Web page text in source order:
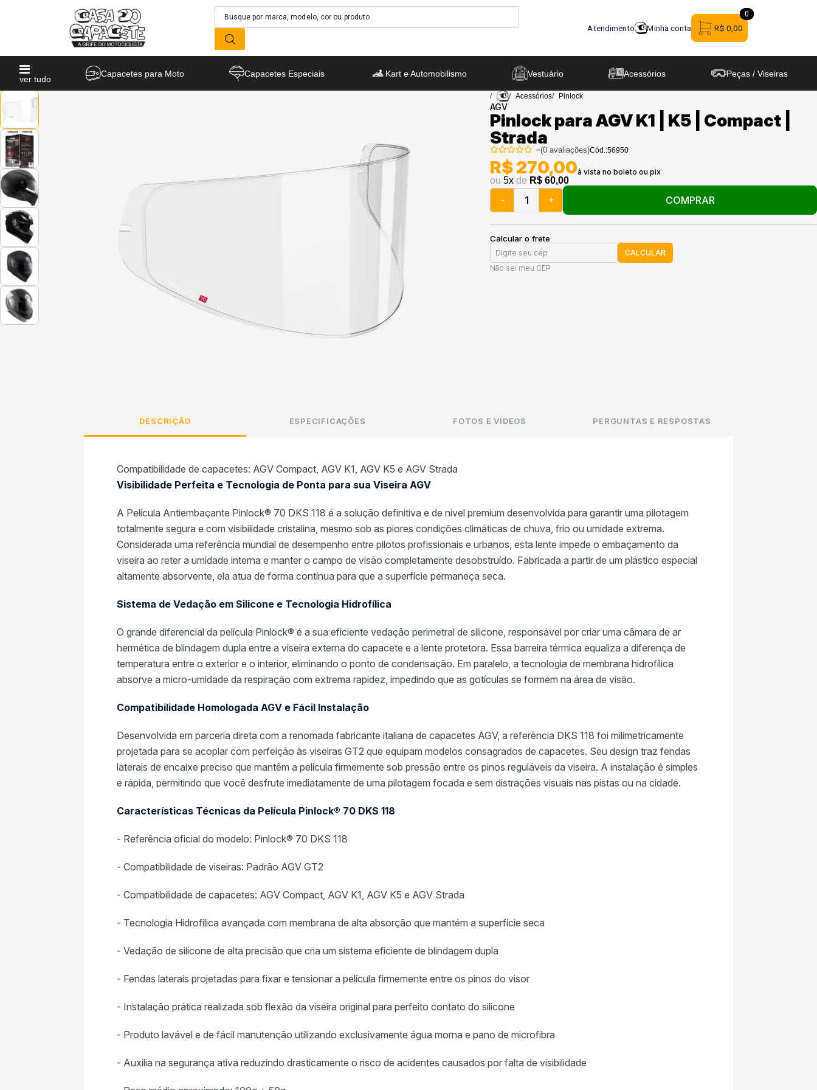
Atendimento Minha conta
0
0
R$ 0,00
ver tudo
Capacetes para Moto Capacetes Especiais Kart e Automobilismo Vestuário Acessórios Peças / Viseiras
Acessórios Pinlock
AGV
Pinlock para AGV K1 | K5 | Compact |
Strada
–(0avaliações)Cód.:56950
ou5x de R$ 60,00
R$ 270,00
- + COMPRAR
Calcular o frete
CALCULAR
Não sei meu CEP
DESCRIÇÃO ESPECIFICAÇÕES FOTOS E VÍDEOS PERGUNTAS E RESPOSTAS
Compatibilidade de capacetes: AGV Compact, AGV K1, AGV K5 e AGV Strada
Visibilidade Perfeita e Tecnologia de Ponta para sua Viseira AGV
A Película Antiembaçante Pinlock® 70 DKS 118 é a solução definitiva e de nível premium desenvolvida para garantir uma pilotagem
totalmente segura e com visibilidade cristalina, mesmo sob as piores condições climáticas de chuva, frio ou umidade extrema.
Considerada uma referência mundial de desempenho entre pilotos profissionais e urbanos, esta lente impede o embaçamento da
viseira ao reter a umidade interna e manter o campo de visão completamente desobstruído. Fabricada a partir de um plástico especial
altamente absorvente, ela atua de forma contínua para que a superfície permaneça seca.
Sistema de Vedação em Silicone e Tecnologia Hidrofílica
O grande diferencial da película Pinlock® é a sua eficiente vedação perimetral de silicone, responsável por criar uma câmara de ar
hermética de blindagem dupla entre a viseira externa do capacete e a lente protetora. Essa barreira térmica equaliza a diferença de
temperatura entre o exterior e o interior, eliminando o ponto de condensação. Em paralelo, a tecnologia de membrana hidrofílica
absorve a micro-umidade da respiração com extrema rapidez, impedindo que as gotículas se formem na área de visão.
Compatibilidade Homologada AGV e Fácil Instalação
Desenvolvida em parceria direta com a renomada fabricante italiana de capacetes AGV, a referência DKS 118 foi milimetricamente
projetada para se acoplar com perfeição às viseiras GT2 que equipam modelos consagrados de capacetes. Seu design traz fendas
laterais de encaixe preciso que mantêm a película firmemente sob pressão entre os pinos reguláveis da viseira. A instalação é simples
e rápida, permitindo que você desfrute imediatamente de uma pilotagem focada e sem distrações visuais nas pistas ou na cidade.
Características Técnicas da Película Pinlock® 70 DKS 118
- Referência oficial do modelo: Pinlock® 70 DKS 118
- Compatibilidade de viseiras: Padrão AGV GT2
- Compatibilidade de capacetes: AGV Compact, AGV K1, AGV K5 e AGV Strada
- Tecnologia Hidrofílica avançada com membrana de alta absorção que mantém a superfície seca
- Vedação de silicone de alta precisão que cria um sistema eficiente de blindagem dupla
- Fendas laterais projetadas para fixar e tensionar a película firmemente entre os pinos do visor
- Instalação prática realizada sob flexão da viseira original para perfeito contato do silicone
- Produto lavável e de fácil manutenção utilizando exclusivamente água morna e pano de microfibra
- Auxilia na segurança ativa reduzindo drasticamente o risco de acidentes causados por falta de visibilidade